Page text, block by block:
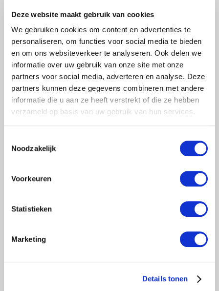
Deze website maakt gebruik van cookies
We gebruiken cookies om content en advertenties te
personaliseren, om functies voor social media te bieden
en om ons websiteverkeer te analyseren. Ook delen we
informatie over uw gebruik van onze site met onze
partners voor social media, adverteren en analyse. Deze
partners kunnen deze gegevens combineren met andere
informatie die u aan ze heeft verstrekt of die ze hebben
verzameld op basis van uw gebruik van hun services.
Noodzakelijk
Voorkeuren
Statistieken
Marketing
Details tonen